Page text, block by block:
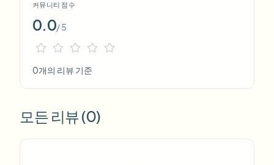
커뮤니티 점수
0.0/ 5
0개의 리뷰 기준
모든 리뷰 (0)